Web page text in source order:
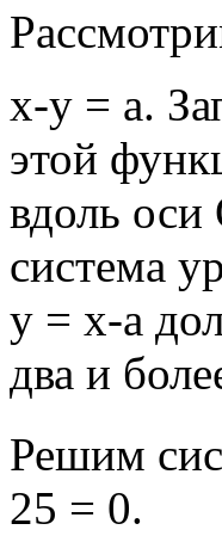
х-у = а.
этой
вдоль
система
у = х-а
два и
Решим
25 = 0.